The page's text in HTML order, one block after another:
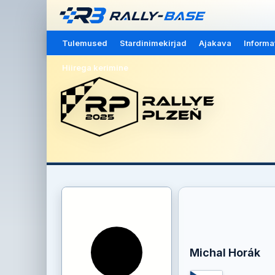
Tulemused Stardinimekirjad Ajakava
Hiirega kerimine
Michal Horák